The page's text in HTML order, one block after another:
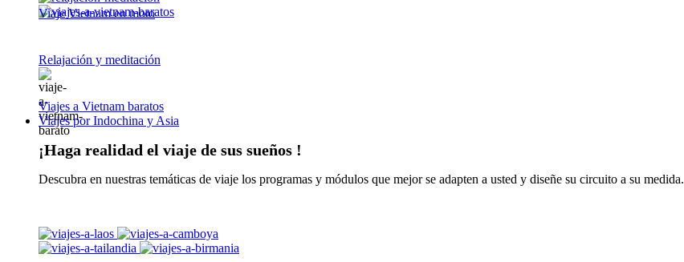
Viaje Vietnam en moto
Relajación y meditación
Viajes a Vietnam baratos
Viajes por Indochina y Asia
¡Haga realidad el viaje de sus sueños !
Descubra en nuestras temáticas de viaje los programas y módulos que mejor se adapten a usted y diseñe su circuito a su medida.